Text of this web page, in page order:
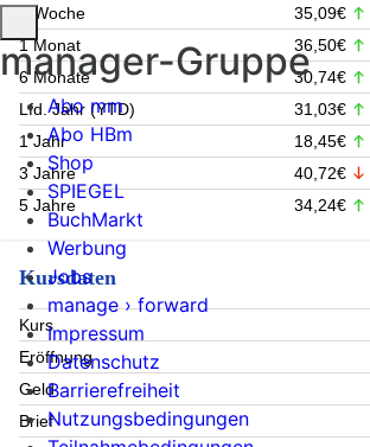
1 Woche
35,09€
1 Monat
36,50€
6 Monate
30,74€
Lfd. Jahr (YTD)
31,03€
1 Jahr
18,45€
3 Jahre
40,72€
5 Jahre
34,24€
Kursdaten
Kurs
Eröffnung
Geld
Brief
manager-Gruppe
Abo mm
Abo HBm
Shop
SPIEGEL
BuchMarkt
Werbung
Jobs
manage › forward
Impressum
Datenschutz
Barrierefreiheit
Nutzungsbedingungen